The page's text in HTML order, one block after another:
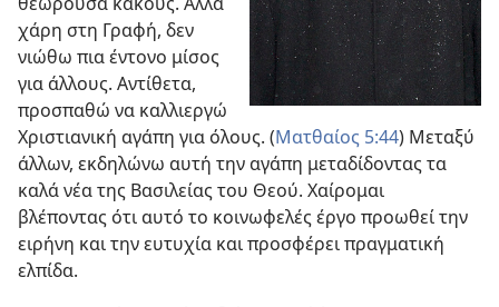
χάρη στη Γραφή, δεν
νιώθω πια έντονο μίσος
για άλλους. Αντίθετα,
προσπαθώ να καλλιεργώ
Χριστιανική αγάπη για όλους. (Ματθαίος 5:44) Μεταξύ
άλλων, εκδηλώνω αυτή την αγάπη μεταδίδοντας τα
καλά νέα της Βασιλείας του Θεού. Χαίρομαι
βλέποντας ότι αυτό το κοινωφελές έργο προωθεί την
ειρήνη και την ευτυχία και προσφέρει πραγματική
ελπίδα.